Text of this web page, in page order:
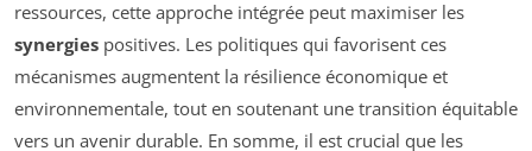
ressources, cette approche intégrée peut maximiser les
synergies positives. Les politiques qui favorisent ces
mécanismes augmentent la résilience économique et
environnementale, tout en soutenant une transition équitable
vers un avenir durable. En somme, il est crucial que les